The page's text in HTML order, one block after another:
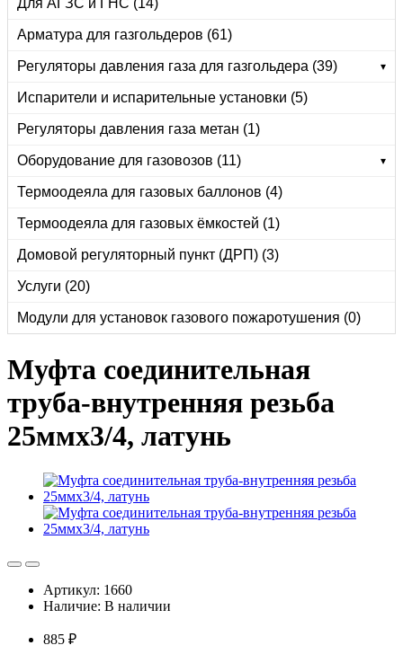
Для АГЗС и ГНС (14)
Арматура для газгольдеров (61)
Регуляторы давления газа для газгольдера (39) ▾
Испарители и испарительные установки (5)
Регуляторы давления газа метан (1)
Оборудование для газовозов (11) ▾
Термоодеяла для газовых баллонов (4)
Термоодеяла для газовых ёмкостей (1)
Домовой регуляторный пункт (ДРП) (3)
Услуги (20)
Модули для установок газового пожаротушения (0)
Муфта соединительная
труба-внутренняя резьба
25ммх3/4, латунь
Артикул: 1660
Наличие: В наличии
885 ₽